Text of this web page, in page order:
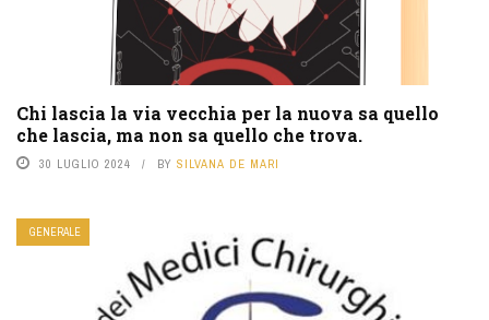
Chi lascia la via vecchia per la nuova sa quello
che lascia, ma non sa quello che trova.
30 LUGLIO 2024 BY SILVANA DE MARI
GENERALE